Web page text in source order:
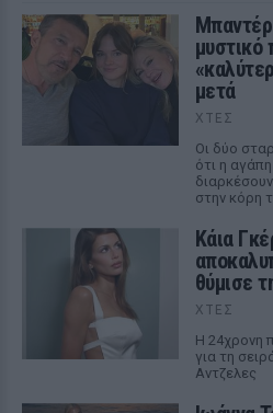
μυστικό
μετά
ΧΤΕΣ
Οι δύο
ότι η
στην κόρη
Κάια
θύμισε
ΧΤΕΣ
Η 24χρονη
για τη
Αντζελες